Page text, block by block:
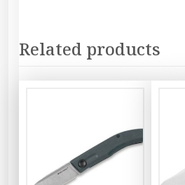
Related products